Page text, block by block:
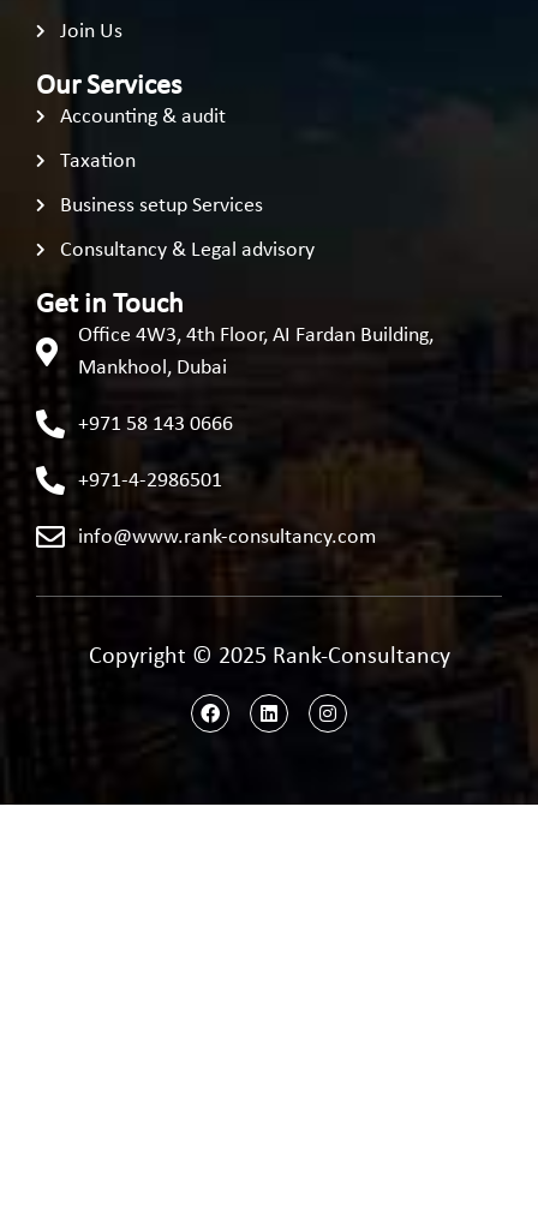
Join Us
Our Services
Accounting & audit
Taxation
Business setup Services
Consultancy & Legal advisory
Get in Touch
Office 4W3, 4th Floor, AI Fardan Building,
Mankhool, Dubai
+971 58 143 0666
+971-4-2986501
info@www.rank-consultancy.com
Copyright © 2025 Rank-Consultancy